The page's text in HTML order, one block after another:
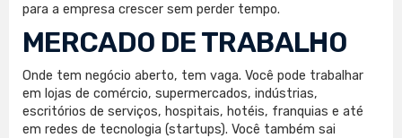
para a empresa crescer sem perder tempo.
MERCADO DE TRABALHO
Onde tem negócio aberto, tem vaga. Você pode trabalhar
em lojas de comércio, supermercados, indústrias,
escritórios de serviços, hospitais, hotéis, franquias e até
em redes de tecnologia (startups). Você também sai